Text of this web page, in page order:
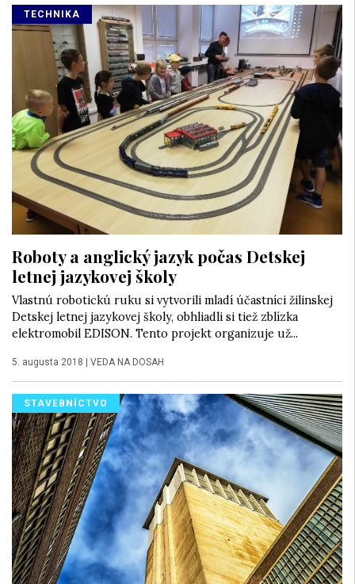
TECHNIKA
Roboty a anglický jazyk počas Detskej
letnej jazykovej školy
Vlastnú robotickú ruku si vytvorili mladí účastníci žilinskej
Detskej letnej jazykovej školy, obhliadli si tiež zblízka
elektromobil EDISON. Tento projekt organizuje už...
5. augusta 2018 | VEDA NA DOSAH
STAVEBNÍCTVO